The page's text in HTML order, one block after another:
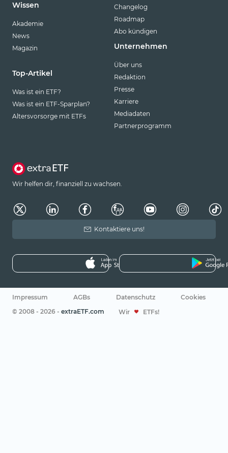
Wissen
Akademie
News
Magazin
Top-Artikel
Was ist ein ETF?
Was ist ein ETF-Sparplan?
Altersvorsorge mit ETFs
Changelog
Roadmap
Abo kündigen
Unternehmen
Über uns
Redaktion
Presse
Karriere
Mediadaten
Partnerprogramm
Wir helfen dir, finanziell zu wachsen.
Kontaktiere uns!
Impressum AGBs Datenschutz
Cookies
© 2008 - 2026 - extraETF.com Wir ETFs!